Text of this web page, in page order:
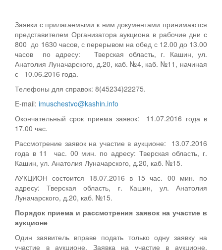
Заявки с прилагаемыми к ним документами принимаются
представителем Организатора аукциона в рабочие дни с
800 до 1630 часов, с перерывом на обед с 12.00 до 13.00
часов по адресу: Тверская область, г. Кашин, ул.
Анатолия Луначарского, д.20, каб. №4, каб. №11, начиная
с 10.06.2016 года.
Телефоны для справок: 8(45234)22275.
E-mail: imuschestvo@kashin.info
Окончательный срок приема заявок: 11.07.2016 года в
17.00 час.
Рассмотрение заявок на участие в аукционе: 13.07.2016
года в 11 час. 00 мин. по адресу: Тверская область, г.
Кашин, ул. Анатолия Луначарского, д.20, каб. №15.
АУКЦИОН состоится 18.07.2016 в 15 час. 00 мин. по
адресу: Тверская область, г. Кашин, ул. Анатолия
Луначарского, д.20, каб. №15.
Порядок приема и рассмотрения заявок на участие в
аукционе
Один заявитель вправе подать только одну заявку на
участие в аукционе. Заявка на участие в аукционе,